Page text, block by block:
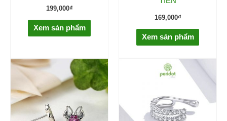
199,000₫
Xem sản phẩm
169,000₫
Xem sản phẩm